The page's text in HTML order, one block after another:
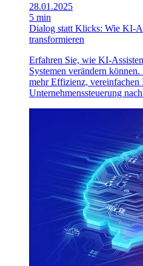
28.01.2025
5 min
Dialog statt Klicks: Wie KI-
transformieren
Erfahren Sie, wie KI-
Systemen verändern
mehr Effizienz, vereinfachen
Unternehmenssteuerung